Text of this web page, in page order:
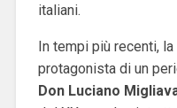
italiani.
In tempi più recenti,
protagonista di un
Don Luciano